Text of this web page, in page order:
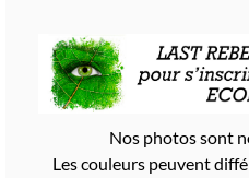
Nos photos sont
Les couleurs peuvent